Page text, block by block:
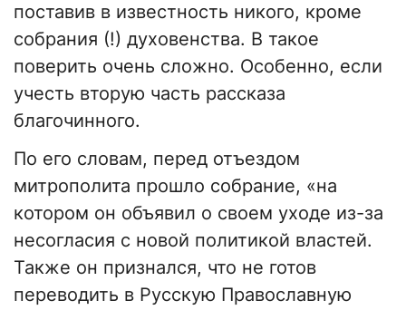
поставив в известность никого, кроме
собрания (!) духовенства. В такое
поверить очень сложно. Особенно, если
учесть вторую часть рассказа
благочинного.
По его словам, перед отъездом
митрополита прошло собрание, «на
котором он объявил о своем уходе из-за
несогласия с новой политикой властей.
Также он признался, что не готов
переводить в Русскую Православную